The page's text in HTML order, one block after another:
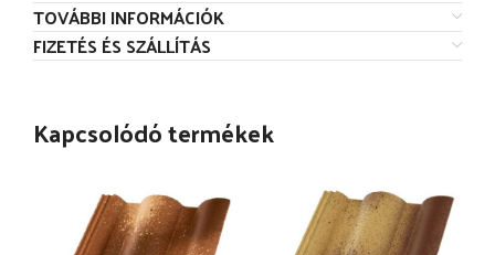
TOVÁBBI INFORMÁCIÓK
FIZETÉS ÉS SZÁLLÍTÁS
Kapcsolódó termékek